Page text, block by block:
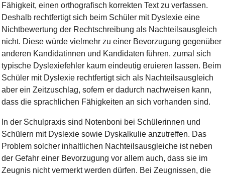
Fähigkeit, einen orthografisch korrekten Text zu verfassen.
Deshalb rechtfertigt sich beim Schüler mit Dyslexie eine
Nichtbewertung der Rechtschreibung als Nachteilsausgleich
nicht. Diese würde vielmehr zu einer Bevorzugung gegenüber
anderen Kandidatinnen und Kandidaten führen, zumal sich
typische Dyslexiefehler kaum eindeutig eruieren lassen. Beim
Schüler mit Dyslexie rechtfertigt sich als Nachteilsausgleich
aber ein Zeitzuschlag, sofern er dadurch nachweisen kann,
dass die sprachlichen Fähigkeiten an sich vorhanden sind.
In der Schulpraxis sind Notenboni bei Schülerinnen und
Schülern mit Dyslexie sowie Dyskalkulie anzutreffen. Das
Problem solcher inhaltlichen Nachteilsausgleiche ist neben
der Gefahr einer Bevorzugung vor allem auch, dass sie im
Zeugnis nicht vermerkt werden dürfen. Bei Zeugnissen, die